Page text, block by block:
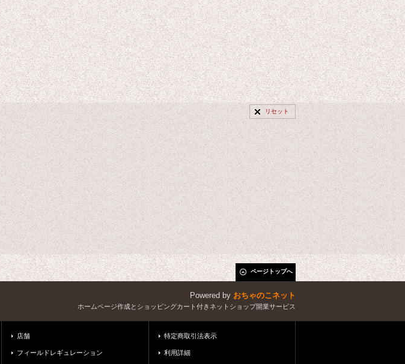
リセット
ページトップへ
Powered by おちゃのこネット
ホームページ作成とショッピングカート付きネットショップ開業サービス
店舗
フィールドレギュレーション
特定商取引法表示
利用詳細